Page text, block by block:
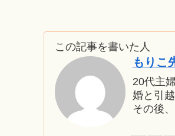
この記事を書いた人
もりこ
20代主
婚と引
その後